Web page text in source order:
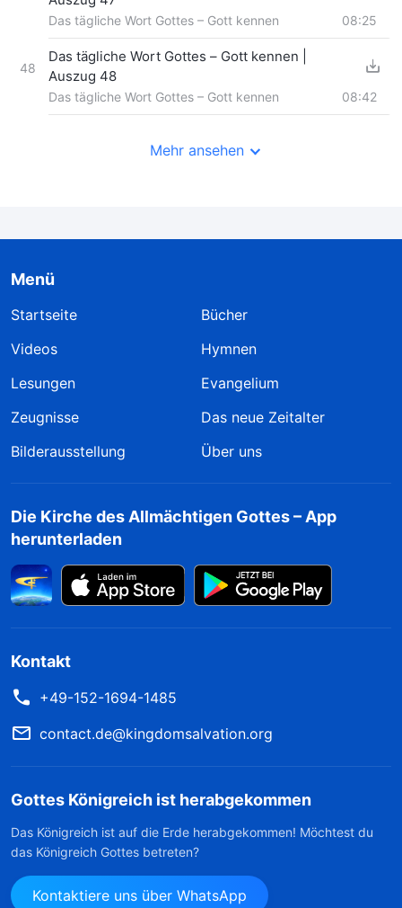
Das tägliche Wort Gottes – Gott kennen 08:25
48
Das tägliche Wort Gottes – Gott kennen |
Auszug 48
Das tägliche Wort Gottes – Gott kennen 08:42
Mehr ansehen
Menü
Startseite
Bücher
Videos
Hymnen
Lesungen
Evangelium
Zeugnisse
Das neue Zeitalter
Bilderausstellung
Über uns
Die Kirche des Allmächtigen Gottes – App
herunterladen
Kontakt
+49-152-1694-1485
contact.de@kingdomsalvation.org
Gottes Königreich ist herabgekommen
Das Königreich ist auf die Erde herabgekommen! Möchtest du
das Königreich Gottes betreten?
Kontaktiere uns über WhatsApp